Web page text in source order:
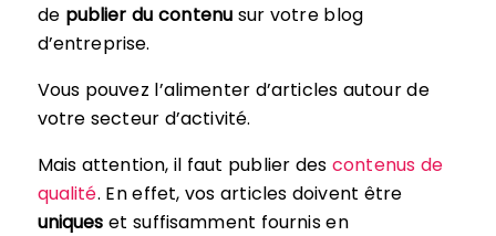
de publier du contenu sur votre blog
d’entreprise.
Vous pouvez l’alimenter d’articles autour de
votre secteur d’activité.
Mais attention, il faut publier des contenus de
qualité. En effet, vos articles doivent être
uniques et suffisamment fournis en